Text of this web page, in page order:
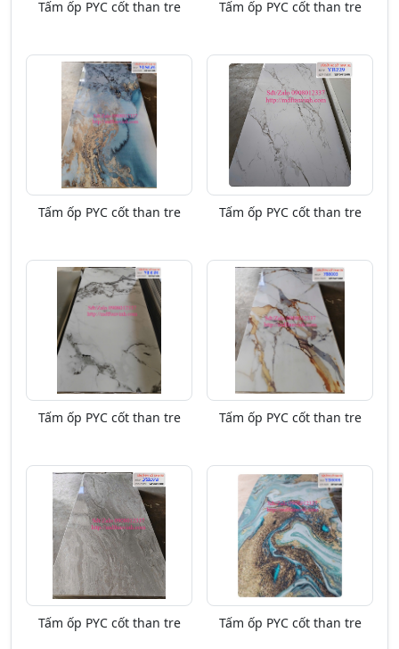
Tấm ốp PYC cốt than tre Tấm ốp PYC cốt than tre
Tấm ốp PYC cốt than tre Tấm ốp PYC cốt than tre
Tấm ốp PYC cốt than tre Tấm ốp PYC cốt than tre
Tấm ốp PYC cốt than tre Tấm ốp PYC cốt than tre